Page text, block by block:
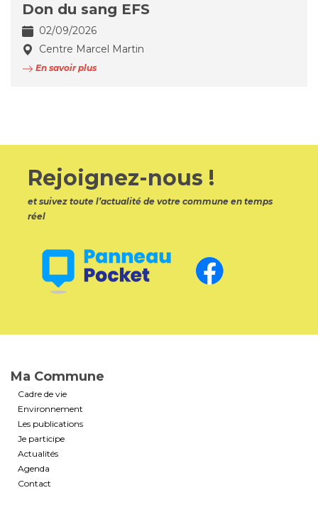
Don du sang EFS
02/09/2026
Centre Marcel Martin
En savoir plus
Rejoignez-nous !
et suivez toute l’actualité de votre commune en temps
réel
Ma Commune
Cadre de vie
Environnement
Les publications
Je participe
Actualités
Agenda
Contact